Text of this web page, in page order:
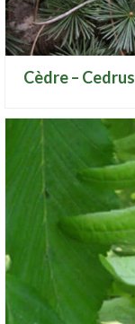
Cèdre – Cedrus